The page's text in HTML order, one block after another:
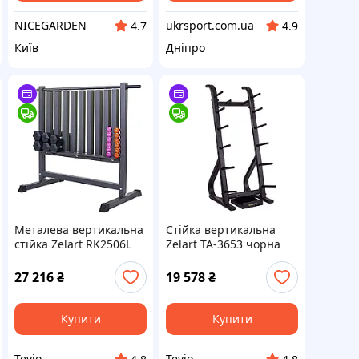
NICEGARDEN
4.7
Київ
ukrsport.com.ua
4.9
Дніпро
Металева вертикальна
стійка Zelart RK2506L
чорна для зберігання
гантелей тренувань
27 216₴
Купити
Стійка вертикальна
Zelart TA-3653 чорна
бодібарів у залі спорту,
універсальна
19 578₴
Купити